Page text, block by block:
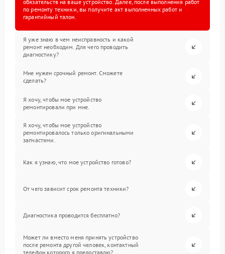
обязательств на ваше устройство. Далее, после выполнения работ
по ремонту техники, вы получите акт выполненных работ и
гарантийный талон.
Я уже знаю в чем неисправность и какой
ремонт необходим. Для чего проводить
диагностику?
Мне нужен срочный ремонт. Сможете
сделать?
Я хочу, чтобы мое устройство
ремонтировали при мне.
Я хочу, чтобы мое устройство
ремонтировалось только оригинальными
запчастями.
Как я узнаю, что мое устройство готово?
От чего зависит срок ремонта техники?
Диагностика проводится бесплатно?
Может ли вместо меня принять устройство
после ремонта другой человек, контактный
телефон которого я предоставлю?